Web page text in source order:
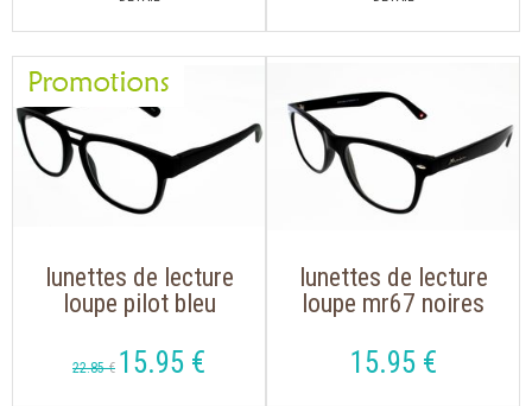
lunettes de lecture
loupe pilot bleu
22.85 € 15.95 €
lunettes de lecture
loupe mr67 noires
15.95 €